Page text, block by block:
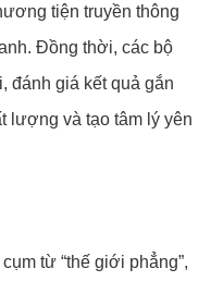
tiện truyền thông
Đồng thời, các bộ
đánh giá kết quả gắn
lượng và tạo tâm lý yên
từ “thế giới phẳng”,